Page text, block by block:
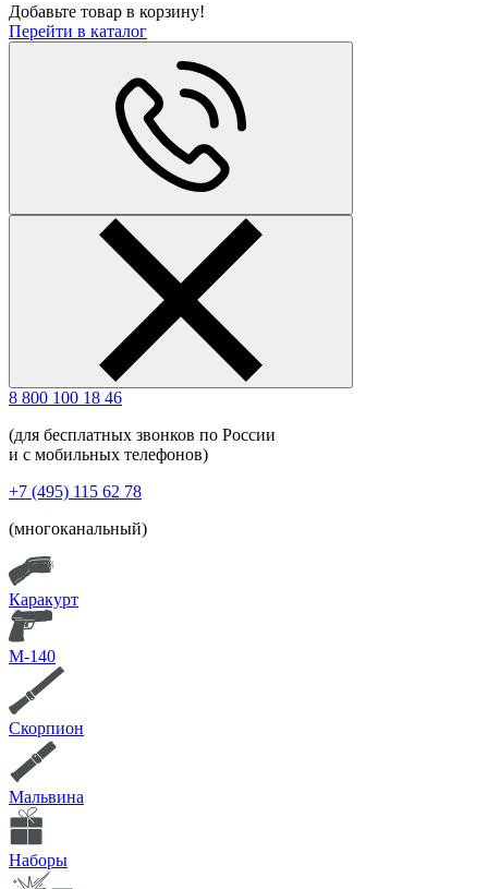
Добавьте товар в корзину!
Перейти в каталог
8 800 100 18 46
(для бесплатных звонков по России
и с мобильных телефонов)
+7 (495) 115 62 78
(многоканальный)
Каракурт
М-140
Скорпион
Мальвина
Наборы